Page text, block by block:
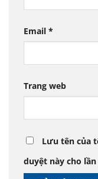
Email *
Trang web
Lưu tên của
duyệt này cho